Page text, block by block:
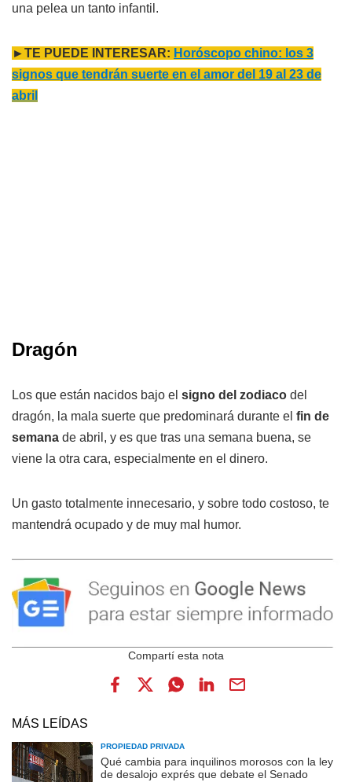
una pelea un tanto infantil.
►TE PUEDE INTERESAR: Horóscopo chino: los 3
signos que tendrán suerte en el amor del 19 al 23 de
abril
Dragón
Los que están nacidos bajo el signo del zodiaco del
dragón, la mala suerte que predominará durante el fin de
semana de abril, y es que tras una semana buena, se
viene la otra cara, especialmente en el dinero.
Un gasto totalmente innecesario, y sobre todo costoso, te
mantendrá ocupado y de muy mal humor.
MÁS LEÍDAS
PROPIEDAD PRIVADA
Qué cambia para inquilinos morosos con la ley
de desalojo exprés que debate el Senado